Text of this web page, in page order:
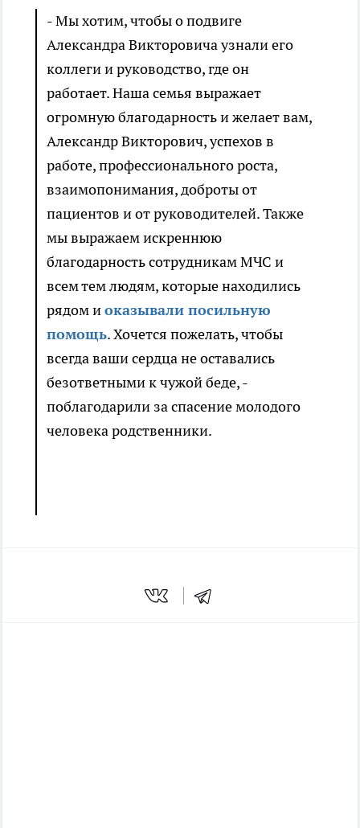
- Мы хотим, чтобы о подвиге
Александра Викторовича узнали его
коллеги и руководство, где он
работает. Наша семья выражает
огромную благодарность и желает вам,
Александр Викторович, успехов в
работе, профессионального роста,
взаимопонимания, доброты от
пациентов и от руководителей. Также
мы выражаем искреннюю
благодарность сотрудникам МЧС и
всем тем людям, которые находились
рядом иоказывали посильную
помощь. Хочется пожелать, чтобы
всегда ваши сердца не оставались
безответными к чужой беде, -
поблагодарили за спасение молодого
человека родственники.